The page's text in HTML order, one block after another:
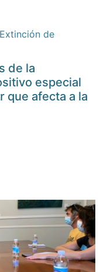
de
de la
especial
que afecta a la